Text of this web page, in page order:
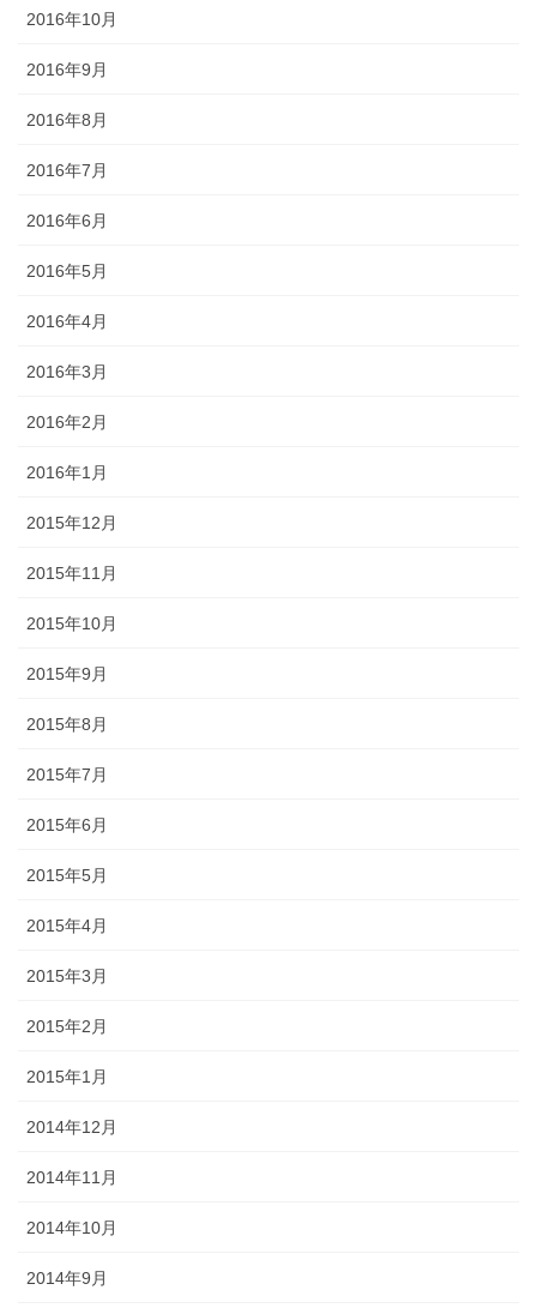
2016年10月
2016年9月
2016年8月
2016年7月
2016年6月
2016年5月
2016年4月
2016年3月
2016年2月
2016年1月
2015年12月
2015年11月
2015年10月
2015年9月
2015年8月
2015年7月
2015年6月
2015年5月
2015年4月
2015年3月
2015年2月
2015年1月
2014年12月
2014年11月
2014年10月
2014年9月